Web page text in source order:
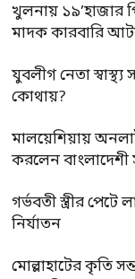
খুলনায় ১৯’হাজার
মাদক কারবারি
যুবলীগ নেতা
কোথায়?
মালয়েশিয়ায়
করলেন বাংলাদেশী
গর্ভবতী স্ত্রীর
নির্যাতন
মোল্লাহাটের কৃতি